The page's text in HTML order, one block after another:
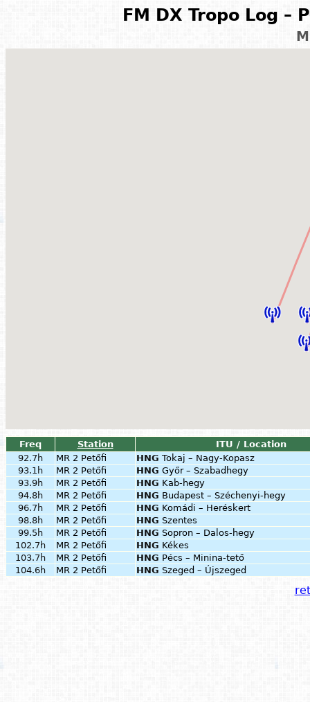
FM DX Tropo Log –
Freq Station
ITU / Location
92.7h
MR 2 Petőfi HNG Tokaj – Nagy-Kopasz
93.1h
MR 2 Petőfi HNG Győr – Szabadhegy
93.9h
MR 2 Petőfi HNG Kab-hegy
94.8h
MR 2 Petőfi HNG Budapest – Széchenyi-hegy
96.7h
MR 2 Petőfi HNG Komádi – Heréskert
98.8h
MR 2 Petőfi HNG Szentes
99.5h
MR 2 Petőfi HNG Sopron – Dalos-hegy
102.7h
MR 2 Petőfi HNG Kékes
103.7h
MR 2 Petőfi HNG Pécs – Minina-tető
104.6h
MR 2 Petőfi HNG Szeged – Újszeged